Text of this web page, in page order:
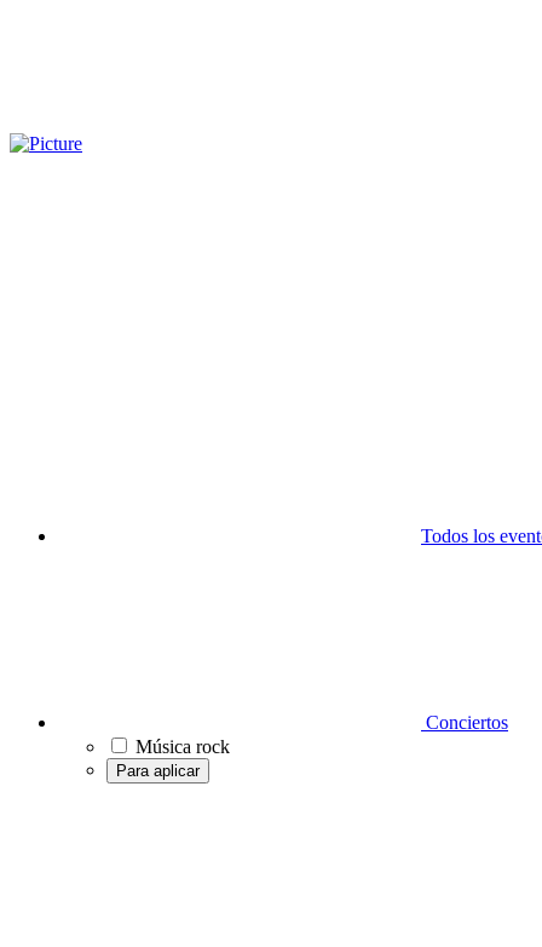
Todos los
Conciertos
Música rock
Para aplicar